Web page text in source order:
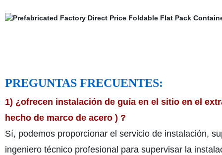
PREGUNTAS FRECUENTES:
1) ¿ofrecen instalación de guía en el sitio en el
hecho de marco de acero ) ?
Sí, podemos proporcionar el servicio de instalación,
ingeniero técnico profesional para supervisar la